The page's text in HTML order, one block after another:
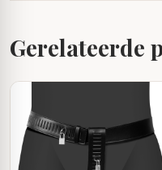
Gerelateerde